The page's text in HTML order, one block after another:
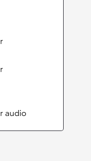
audio